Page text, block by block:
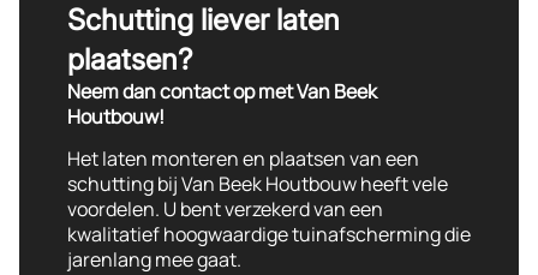
Schutting liever laten
plaatsen?
Neem dan contact op met Van Beek
Houtbouw!
Het laten monteren en plaatsen van een
schutting bij Van Beek Houtbouw heeft vele
voordelen. U bent verzekerd van een
kwalitatief hoogwaardige tuinafscherming die
jarenlang mee gaat.